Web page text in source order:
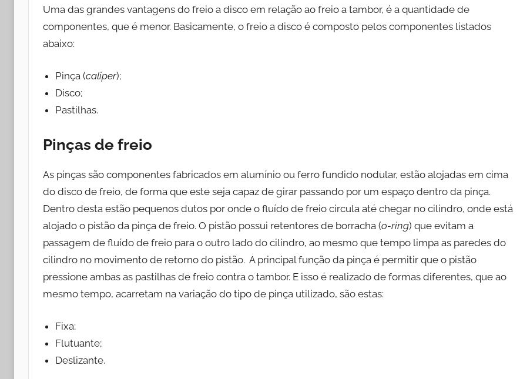
Uma das grandes vantagens do freio a disco em relação ao freio a tambor, é a quantidade de
componentes, que é menor. Basicamente, o freio a disco é composto pelos componentes listados
abaixo:
Pinça (caliper);
Disco;
Pastilhas.
Pinças de freio
As pinças são componentes fabricados em alumínio ou ferro fundido nodular, estão alojadas em cima
do disco de freio, de forma que este seja capaz de girar passando por um espaço dentro da pinça.
Dentro desta estão pequenos dutos por onde o fluído de freio circula até chegar no cilindro, onde está
alojado o pistão da pinça de freio. O pistão possui retentores de borracha (o-ring) que evitam a
passagem de fluído de freio para o outro lado do cilindro, ao mesmo que tempo limpa as paredes do
cilindro no movimento de retorno do pistão. A principal função da pinça é permitir que o pistão
pressione ambas as pastilhas de freio contra o tambor. E isso é realizado de formas diferentes, que ao
mesmo tempo, acarretam na variação do tipo de pinça utilizado, são estas:
Fixa;
Flutuante;
Deslizante.